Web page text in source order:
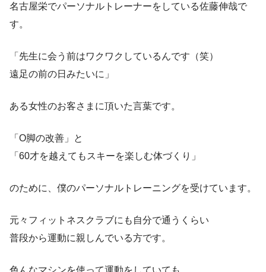
名古屋栄でパーソナルトレーナーをしている佐藤伸哉で
す。
「先生に会う前はワクワクしているんです（笑）
遠足の前の日みたいに」
ある女性のお客さまに頂いた言葉です。
「O脚の改善」と
「60才を越えてもスキーを楽しむ体づくり」
のために、僕のパーソナルトレーニングを受けています。
元々フィットネスクラブにも自分で通うくらい
普段から運動に親しんでいる方です。
色んなマシンを使って運動をしていても